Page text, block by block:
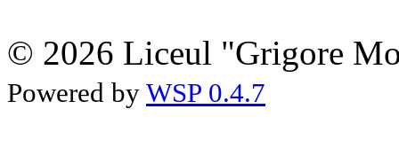
© 2026 Liceul "Grigore
Powered by WSP 0.4.7